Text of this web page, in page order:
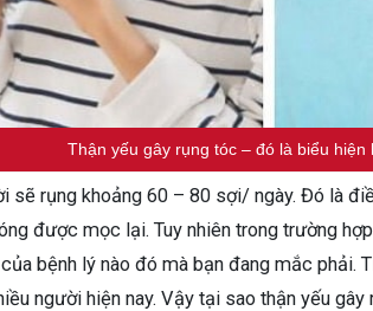
Thận yếu gây rụng tóc – đó là biểu hiện
sẽ rụng khoảng 60 – 80 sợi/ ngày. Đó là
được mọc lại. Tuy nhiên trong trường
bệnh lý nào đó mà bạn đang mắc phải.
người hiện nay. Vậy tại sao thận yếu gây